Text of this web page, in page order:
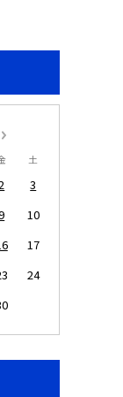
土
3
10
17
24